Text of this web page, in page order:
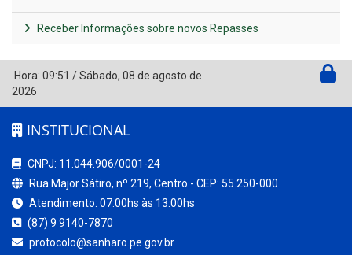
Receber Informações sobre novos Repasses
Hora: 09:51 /Sábado, 08 de agosto de
2026
INSTITUCIONAL
CNPJ: 11.044.906/0001-24
Rua Major Sátiro, nº 219, Centro - CEP: 55.250-000
Atendimento: 07:00hs às 13:00hs
(87) 9 9140-7870
protocolo@sanharo.pe.gov.br